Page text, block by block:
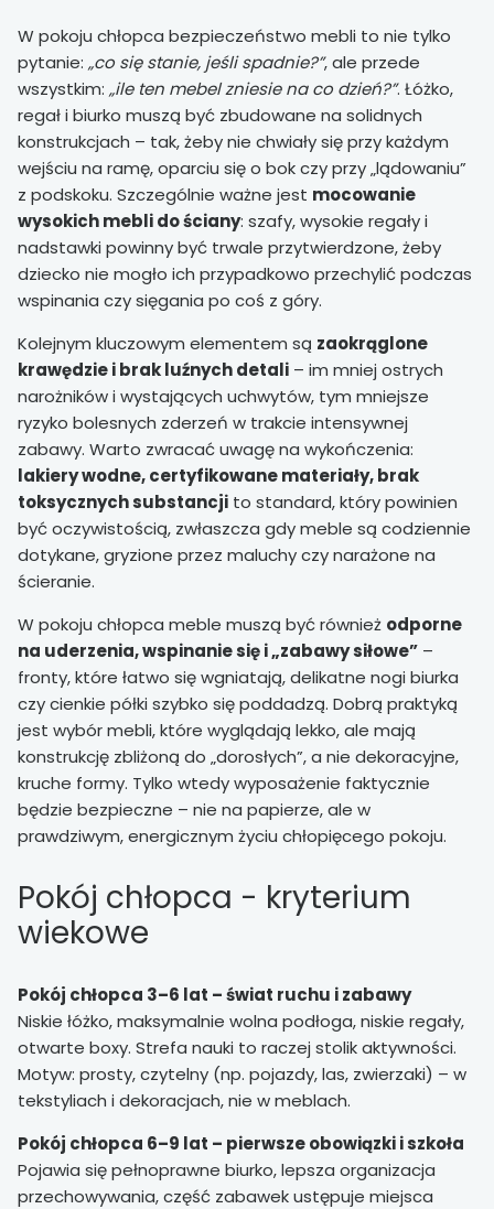
W pokoju chłopca bezpieczeństwo mebli to nie tylko
pytanie: „co się stanie, jeśli spadnie?”, ale przede
wszystkim: „ile ten mebel zniesie na co dzień?”. Łóżko,
regał i biurko muszą być zbudowane na solidnych
konstrukcjach – tak, żeby nie chwiały się przy każdym
wejściu na ramę, oparciu się o bok czy przy „lądowaniu”
z podskoku. Szczególnie ważne jest mocowanie
wysokich mebli do ściany: szafy, wysokie regały i
nadstawki powinny być trwale przytwierdzone, żeby
dziecko nie mogło ich przypadkowo przechylić podczas
wspinania czy sięgania po coś z góry.
Kolejnym kluczowym elementem są zaokrąglone
krawędzie i brak luźnych detali – im mniej ostrych
narożników i wystających uchwytów, tym mniejsze
ryzyko bolesnych zderzeń w trakcie intensywnej
zabawy. Warto zwracać uwagę na wykończenia:
lakiery wodne, certyfikowane materiały, brak
toksycznych substancji to standard, który powinien
być oczywistością, zwłaszcza gdy meble są codziennie
dotykane, gryzione przez maluchy czy narażone na
ścieranie.
W pokoju chłopca meble muszą być również odporne
na uderzenia, wspinanie się i „zabawy siłowe” –
fronty, które łatwo się wgniatają, delikatne nogi biurka
czy cienkie półki szybko się poddadzą. Dobrą praktyką
jest wybór mebli, które wyglądają lekko, ale mają
konstrukcję zbliżoną do „dorosłych”, a nie dekoracyjne,
kruche formy. Tylko wtedy wyposażenie faktycznie
będzie bezpieczne – nie na papierze, ale w
prawdziwym, energicznym życiu chłopięcego pokoju.
Pokój chłopca - kryterium
wiekowe
Pokój chłopca 3–6 lat – świat ruchu i zabawy
Niskie łóżko, maksymalnie wolna podłoga, niskie regały,
otwarte boxy. Strefa nauki to raczej stolik aktywności.
Motyw: prosty, czytelny (np. pojazdy, las, zwierzaki) – w
tekstyliach i dekoracjach, nie w meblach.
Pokój chłopca 6–9 lat – pierwsze obowiązki i szkoła
Pojawia się pełnoprawne biurko, lepsza organizacja
przechowywania, część zabawek ustępuje miejsca